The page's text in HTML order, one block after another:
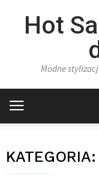
Hot
Modne
KATEGORIA: